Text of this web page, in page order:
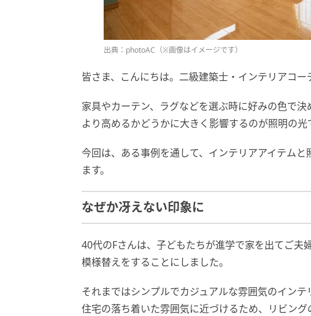
出典：photoAC（※画像はイメージです）
皆さま、こんにちは。二級建築士・インテリアコー
家具やカーテン、ラグなどを選ぶ時に好みの色で
より高めるかどうかに大きく影響するのが照明の光
今回は、ある事例を通して、インテリアアイテム
ます。
なぜか冴えない印象に
40代のFさんは、子どもたちが進学で家を出てご
模様替えをすることにしました。
それまではシンプルでカジュアルな雰囲気のイン
住宅の落ち着いた雰囲気に近づけるため、リビン